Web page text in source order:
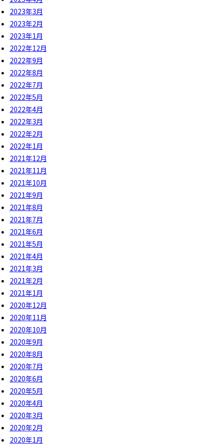
2023年3月
2023年2月
2023年1月
2022年12月
2022年9月
2022年8月
2022年7月
2022年5月
2022年4月
2022年3月
2022年2月
2022年1月
2021年12月
2021年11月
2021年10月
2021年9月
2021年8月
2021年7月
2021年6月
2021年5月
2021年4月
2021年3月
2021年2月
2021年1月
2020年12月
2020年11月
2020年10月
2020年9月
2020年8月
2020年7月
2020年6月
2020年5月
2020年4月
2020年3月
2020年2月
2020年1月